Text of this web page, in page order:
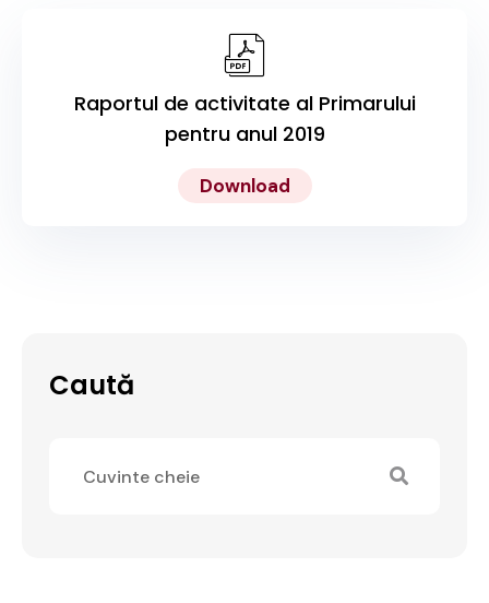
Raportul de activitate al Primarului
pentru anul 2019
Download
Caută